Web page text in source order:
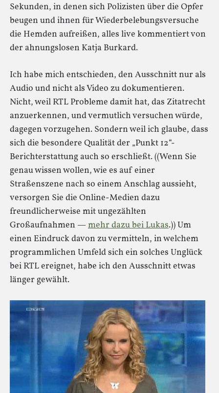
Sekunden, in denen sich Polizisten über die Opfer
beugen und ihnen für Wiederbelebungsversuche
die Hemden aufreißen, alles live kommentiert von
der ahnungslosen Katja Burkard.
Ich habe mich entschieden, den Ausschnitt nur als
Audio und nicht als Video zu dokumentieren.
Nicht, weil RTL Probleme damit hat, das Zitatrecht
anzuerkennen, und vermutlich versuchen würde,
dagegen vorzugehen. Sondern weil ich glaube, dass
sich die besondere Qualität der „Punkt 12“-
Berichterstattung auch so erschließt. ((Wenn Sie
genau wissen wollen, wie es auf einer
Straßenszene nach so einem Anschlag aussieht,
versorgen Sie die Online-Medien dazu
freundlicherweise mit ungezählten
Großaufnahmen —mehr dazu bei Lukas.)) Um
einen Eindruck davon zu vermitteln, in welchem
programmlichen Umfeld sich ein solches Unglück
bei RTL ereignet, habe ich den Ausschnitt etwas
länger gewählt.